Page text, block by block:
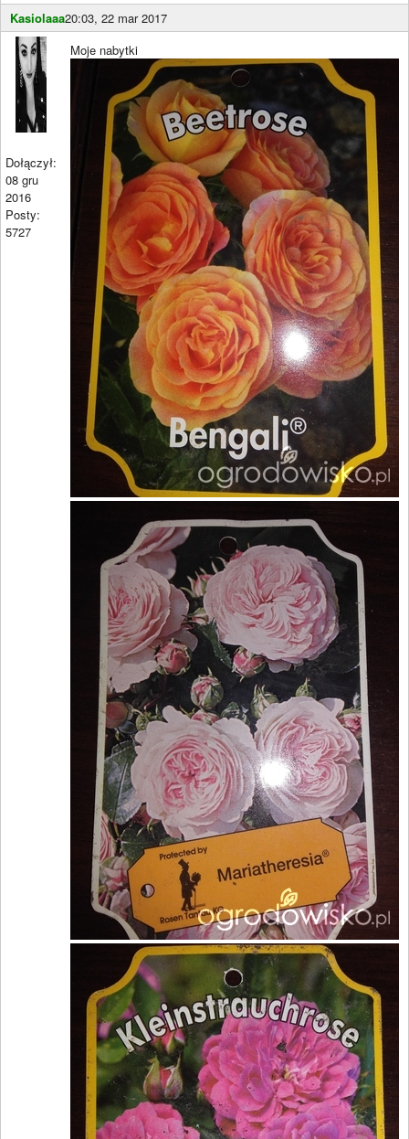
Kasiolaaa20:03, 22 mar 2017
Dołączył:
08 gru
2016
Posty:
5727
Moje nabytki